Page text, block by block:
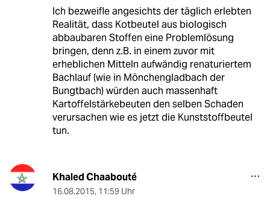
Ich bezweifle angesichts der täglich erlebten
Realität, dass Kotbeutel aus biologisch
abbaubaren Stoffen eine Problemlösung
bringen, denn z.B. in einem zuvor mit
erheblichen Mitteln aufwändig renaturiertem
Bachlauf (wie in Mönchengladbach der
Bungtbach) würden auch massenhaft
Kartoffelstärkebeuten den selben Schaden
verursachen wie es jetzt die Kunststoffbeutel
tun.
Khaled Chaabouté
16.08.2015, 11:59 Uhr